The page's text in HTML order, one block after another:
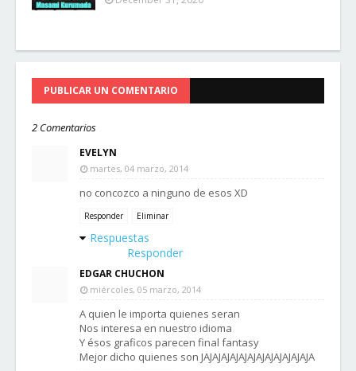
PUBLICAR UN COMENTARIO
2 Comentarios
EVELYN
martes, 04 marzo, 2014
no concozco a ninguno de esos XD
Responder Eliminar
Respuestas
Responder
EDGAR CHUCHON
miércoles, 05 marzo, 2014
A quien le importa quienes seran
Nos interesa en nuestro idioma
Y ésos graficos parecen final fantasy
Mejor dicho quienes son JAJAJAJAJAJAJAJAJAJAJAJAJA